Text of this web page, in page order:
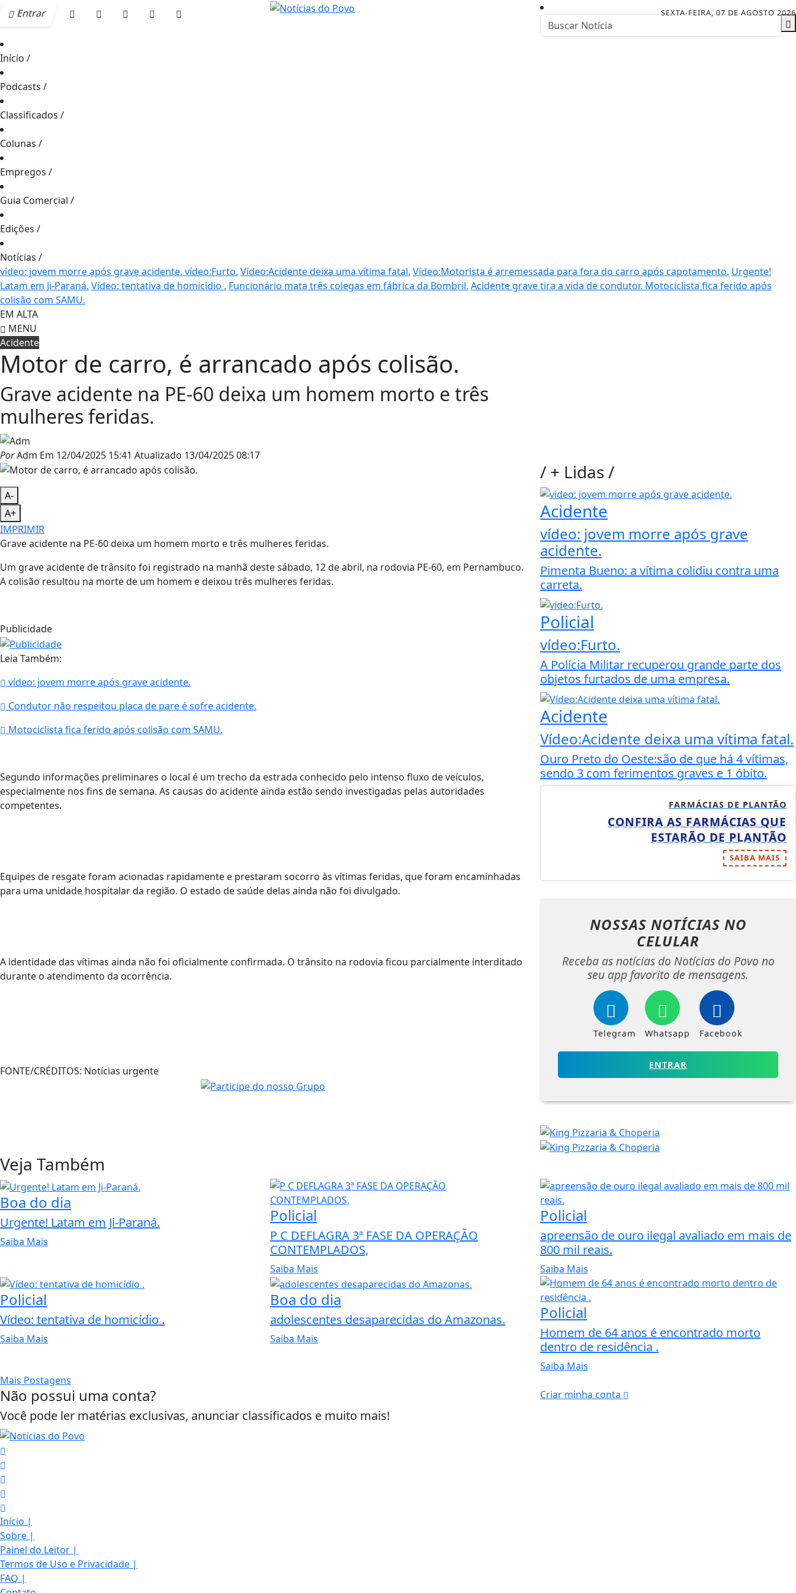
Entrar SEXTA-FEIRA, 07 DE AGOSTO 2026
Início /
Podcasts /
Classificados /
Colunas /
Empregos /
Guia Comercial /
Edições /
Notícias /
vídeo: jovem morre após grave acidente. vídeo:Furto. Vídeo:Acidente deixa uma vítima fatal. Vídeo:Motorista é arremessada para fora do carro após capotamento. Urgente!
Latam em Ji-Paraná. Vídeo: tentativa de homicídio . Funcionário mata três colegas em fábrica da Bombril. Acidente grave tira a vida de condutor. Motociclista fica ferido após
colisão com SAMU.
EM ALTA
MENU
Acidente
Motor de carro, é arrancado após colisão.
Grave acidente na PE-60 deixa um homem morto e três
mulheres feridas.
PorAdm Em 12/04/2025 15:41 Atualizado 13/04/2025 08:17
A-
A+
IMPRIMIR
Grave acidente na PE-60 deixa um homem morto e três mulheres feridas.
Um grave acidente de trânsito foi registrado na manhã deste sábado, 12 de abril, na rodovia PE-60, em Pernambuco.
A colisão resultou na morte de um homem e deixou três mulheres feridas.
Publicidade
Leia Também:
vídeo: jovem morre após grave acidente.
Condutor não respeitou placa de pare é sofre acidente.
Motociclista fica ferido após colisão com SAMU.
Segundo informações preliminares o local é um trecho da estrada conhecido pelo intenso fluxo de veículos,
especialmente nos fins de semana. As causas do acidente ainda estão sendo investigadas pelas autoridades
competentes.
Equipes de resgate foram acionadas rapidamente e prestaram socorro às vítimas feridas, que foram encaminhadas
para uma unidade hospitalar da região. O estado de saúde delas ainda não foi divulgado.
A identidade das vítimas ainda não foi oficialmente confirmada. O trânsito na rodovia ficou parcialmente interditado
durante o atendimento da ocorrência.
FONTE/CRÉDITOS: Notícias urgente
/ + Lidas/
Acidente
vídeo: jovem morre após grave
acidente.
Pimenta Bueno: a vítima colidiu contra uma
carreta.
Policial
vídeo:Furto.
A Polícia Militar recuperou grande parte dos
objetos furtados de uma empresa.
Acidente
Vídeo:Acidente deixa uma vítima fatal.
Ouro Preto do Oeste:são de que há 4 vítimas,
sendo 3 com ferimentos graves e 1 óbito.
FARMÁCIAS DE PLANTÃO
CONFIRA AS FARMÁCIAS QUE
ESTARÃO DE PLANTÃO
SAIBA MAIS
NOSSAS NOTÍCIAS NO
CELULAR
Receba as notícias do Notícias do Povo no
seu app favorito de mensagens.
Telegram Whatsapp Facebook
ENTRAR
Veja Também
Boa do dia
Urgente! Latam em Ji-Paraná.
Saiba Mais
Policial
P C DEFLAGRA 3ª FASE DA OPERAÇÃO
CONTEMPLADOS,
Saiba Mais
Policial
apreensão de ouro ilegal avaliado em mais de
800 mil reais.
Saiba Mais
Policial
Vídeo: tentativa de homicídio .
Saiba Mais
Boa do dia
adolescentes desaparecidas do Amazonas.
Saiba Mais
Policial
Homem de 64 anos é encontrado morto
dentro de residência .
Saiba Mais
Mais Postagens
Não possui uma conta?
Você pode ler matérias exclusivas, anunciar classificados e muito mais!
Criar minha conta
Início |
Sobre |
Painel do Leitor |
Termos de Uso e Privacidade |
FAQ |
Termos de Uso e Privacidade